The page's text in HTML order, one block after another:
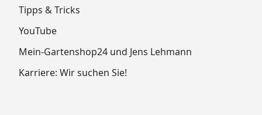
Tipps & Tricks
YouTube
Mein-Gartenshop24 und Jens Lehmann
Karriere: Wir suchen Sie!